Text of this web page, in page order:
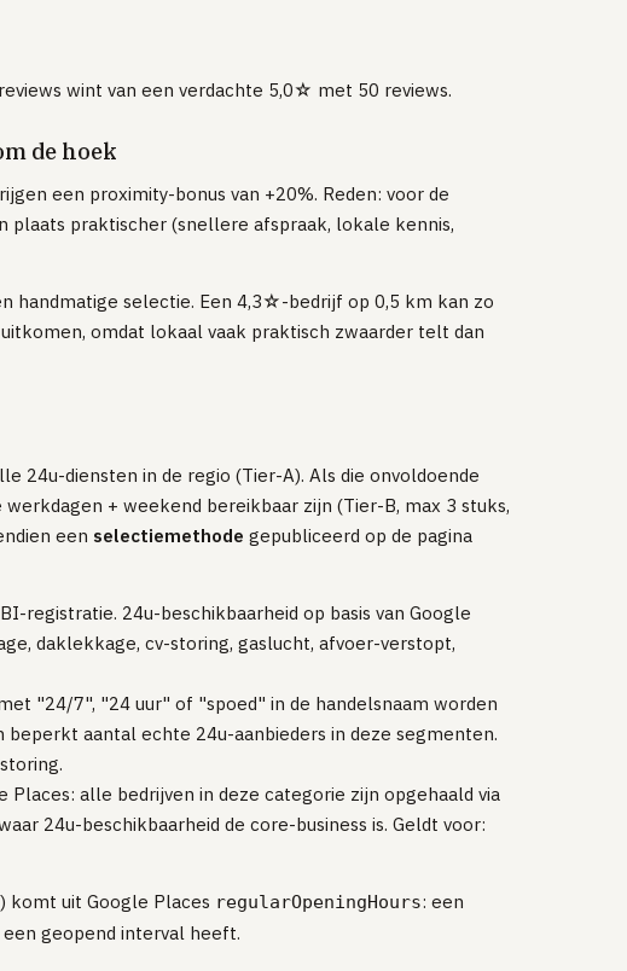
wint van een verdachte 5,0☆ met 50 reviews.
de hoek
een proximity-bonus van +20%. Reden: voor de
plaats praktischer (snellere afspraak, lokale kennis,
handmatige selectie. Een 4,3☆-bedrijf op 0,5 km kan zo
omdat lokaal vaak praktisch zwaarder telt dan
24u-diensten in de regio (Tier-A). Als die onvoldoende
+ weekend bereikbaar zijn (Tier-B, max 3 stuks,
een selectiemethode gepubliceerd op de pagina
registratie. 24u-beschikbaarheid op basis van Google
daklekkage, cv-storing, gaslucht, afvoer-verstopt,
"24/7", "24 uur" of "spoed" in de handelsnaam worden
beperkt aantal echte 24u-aanbieders in deze segmenten.
alle bedrijven in deze categorie zijn opgehaald via
24u-beschikbaarheid de core-business is. Geldt voor:
komt uit Google Places regularOpeningHours: een
geopend interval heeft.